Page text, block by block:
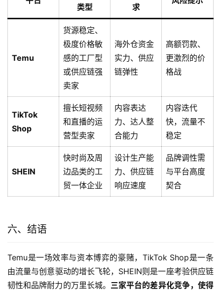
类型
求
Temu
货源稳定、
极度价格敏
感的工厂型
或供应链强
卖家
海外仓资金
实力、供应
链弹性
高额罚款、
更激烈的价
格战
TikTok
Shop
擅长短视频
和直播的运
营型卖家
内容表达
力、达人整
合能力
内容迭代
快，流量不
稳定
SHEIN
快时尚及周
边品类的工
贸一体企业
设计生产能
力、供应链
响应速度
品牌调性需
与平台高度
契合
六、结语
Temu是一场效率与资本博弈的豪赌，TikTok Shop是一条
由流量与创意驱动的增长飞轮，SHEIN则是一座考验供应链
韧性和品牌耐力的万里长城。 三家平台的差异化竞争，使得